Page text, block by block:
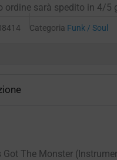
ordine sarà spedito in 4/5
Categoria Funk / Soul
Got The Monster